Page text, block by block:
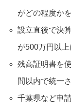
がどの程度か
設立直後で決
が500万円以
残高証明書を
間以内で統一
千葉県など申